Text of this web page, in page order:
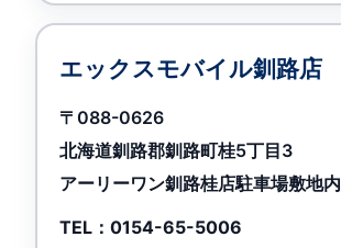
エックスモバイル釧路店
〒088-0626
北海道釧路郡釧路町桂5丁目3
アーリーワン釧路桂店駐車場敷地内
TEL：0154-65-5006